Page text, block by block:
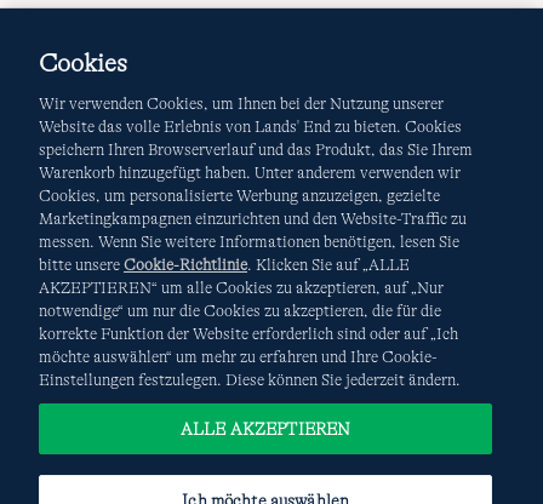
AGB Datenschutz & Sicherheit
Cookies-Ich möchte auswählen Site Map
Internationale Websites
Diese Website ist durch reCAPTCHA geschützt. Es gelten die
DatenschutzerklärungundNutzungsbedingungen
Google.
Cookies
Wir verwenden Cookies, um Ihnen bei der Nutzung unserer
Website das volle Erlebnis von Lands' End zu bieten. Cookies
speichern Ihren Browserverlauf und das Produkt, das Sie Ihrem
Warenkorb hinzugefügt haben. Unter anderem verwenden wir
Cookies, um personalisierte Werbung anzuzeigen, gezielte
Marketingkampagnen einzurichten und den Website-Traffic zu
messen. Wenn Sie weitere Informationen benötigen, lesen Sie
bitte unsere Cookie-Richtlinie. Klicken Sie auf „ALLE
AKZEPTIEREN“ um alle Cookies zu akzeptieren, auf „Nur
notwendige“ um nur die Cookies zu akzeptieren, die für die
korrekte Funktion der Website erforderlich sind oder auf „Ich
möchte auswählen“ um mehr zu erfahren und Ihre Cookie-
Einstellungen festzulegen. Diese können Sie jederzeit ändern.
ALLE AKZEPTIEREN